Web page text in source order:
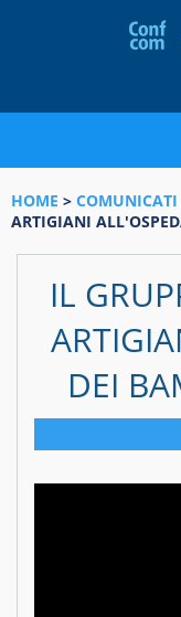
HOME >
ARTIGIANI
IL
DEI